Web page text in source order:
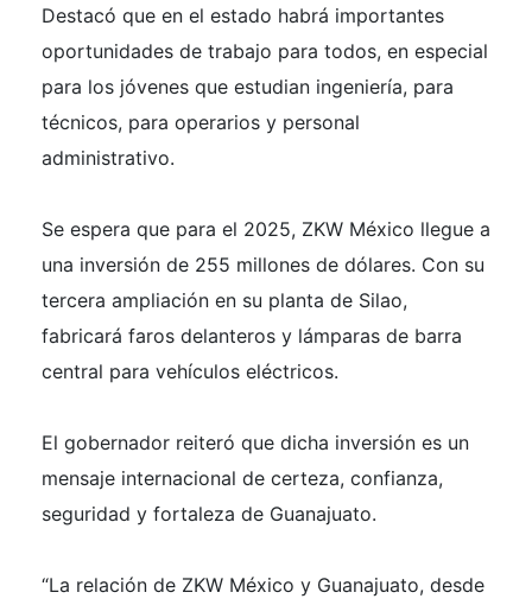
Destacó que en el estado habrá importantes
oportunidades de trabajo para todos, en especial
para los jóvenes que estudian ingeniería, para
técnicos, para operarios y personal
administrativo.
Se espera que para el 2025, ZKW México llegue a
una inversión de 255 millones de dólares. Con su
tercera ampliación en su planta de Silao,
fabricará faros delanteros y lámparas de barra
central para vehículos eléctricos.
El gobernador reiteró que dicha inversión es un
mensaje internacional de certeza, confianza,
seguridad y fortaleza de Guanajuato.
“La relación de ZKW México y Guanajuato, desde